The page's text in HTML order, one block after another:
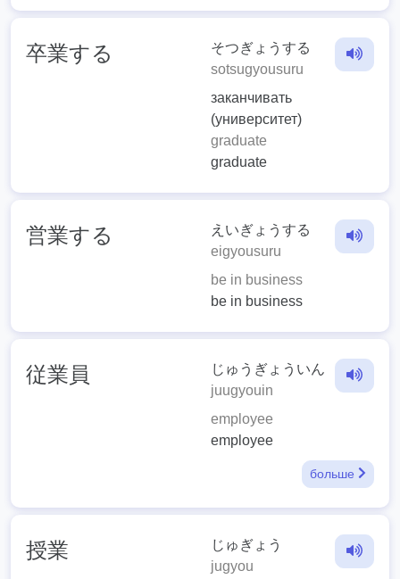
卒業する
そつぎょうする
sotsugyousuru
заканчивать
(университет)
graduate
graduate
営業する
えいぎょうする
eigyousuru
be in business
be in business
従業員
じゅうぎょういん
juugyouin
employee
employee
больше
授業
じゅぎょう
jugyou